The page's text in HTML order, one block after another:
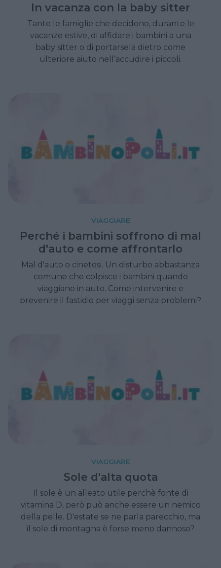
In vacanza con la baby sitter
Tante le famiglie che decidono, durante le
vacanze estive, di affidare i bambini a una
baby sitter o di portarsela dietro come
ulteriore aiuto nell’accudire i piccoli.
VIAGGIARE
Perché i bambini soffrono di mal
d'auto e come affrontarlo
Mal d'auto o cinetosi. Un disturbo abbastanza
comune che colpisce i bambini quando
viaggiano in auto. Come intervenire e
prevenire il fastidio per viaggi senza problemi?
VIAGGIARE
Sole d'alta quota
Il sole è un alleato utile perchè fonte di
vitamina D, però può anche essere un nemico
della pelle. D'estate se ne parla parecchio, ma
il sole di montagna è forse meno dannoso?